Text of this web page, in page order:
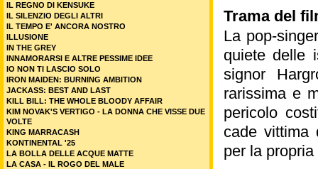
Trama del
La pop-
quiete delle
signor
rarissima e
pericolo
cade vittima
per la
IL REGNO DI KENSUKE
IL SILENZIO DEGLI ALTRI
IL TEMPO E' ANCORA NOSTRO
ILLUSIONE
IN THE GREY
INNAMORARSI E ALTRE PESSIME IDEE
IO NON TI LASCIO SOLO
IRON MAIDEN: BURNING AMBITION
JACKASS: BEST AND LAST
KILL BILL: THE WHOLE BLOODY AFFAIR
KIM NOVAK'S VERTIGO - LA DONNA CHE VISSE DUE
VOLTE
KING MARRACASH
KONTINENTAL '25
LA BOLLA DELLE ACQUE MATTE
LA CASA - IL ROGO DEL MALE